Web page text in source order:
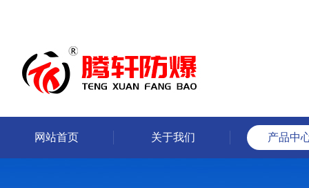
网站首页 关于我们 产品中